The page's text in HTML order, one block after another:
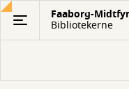
Gå
hovedindhold
Faaborg-
Bibliotekerne